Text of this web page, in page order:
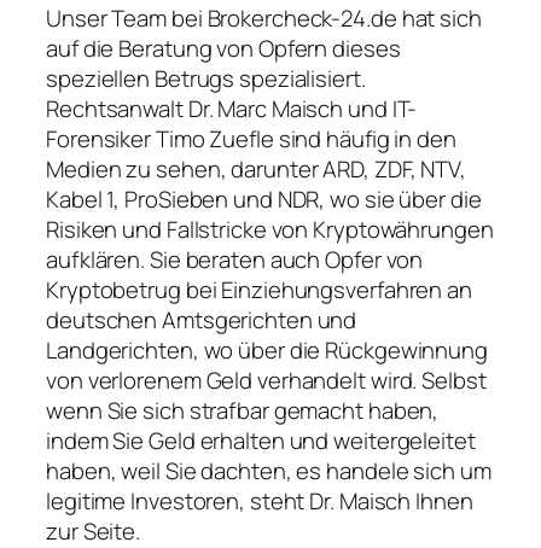
Unser Team bei Brokercheck-24.de hat sich
auf die Beratung von Opfern dieses
speziellen Betrugs spezialisiert.
Rechtsanwalt Dr. Marc Maisch und IT-
Forensiker Timo Zuefle sind häufig in den
Medien zu sehen, darunter ARD, ZDF, NTV,
Kabel 1, ProSieben und NDR, wo sie über die
Risiken und Fallstricke von Kryptowährungen
aufklären. Sie beraten auch Opfer von
Kryptobetrug bei Einziehungsverfahren an
deutschen Amtsgerichten und
Landgerichten, wo über die Rückgewinnung
von verlorenem Geld verhandelt wird. Selbst
wenn Sie sich strafbar gemacht haben,
indem Sie Geld erhalten und weitergeleitet
haben, weil Sie dachten, es handele sich um
legitime Investoren, steht Dr. Maisch Ihnen
zur Seite.